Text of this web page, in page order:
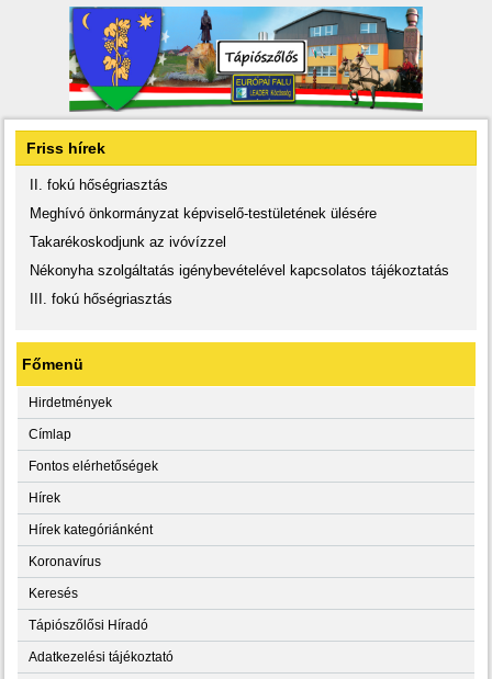
Friss hírek
II. fokú hőségriasztás
Meghívó önkormányzat képviselő-testületének ülésére
Takarékoskodjunk az ivóvízzel
Nékonyha szolgáltatás igénybevételével kapcsolatos tájékoztatás
III. fokú hőségriasztás
Főmenü
Hirdetmények
Címlap
Fontos elérhetőségek
Hírek
Hírek kategóriánként
Koronavírus
Keresés
Tápiószőlősi Híradó
Adatkezelési tájékoztató